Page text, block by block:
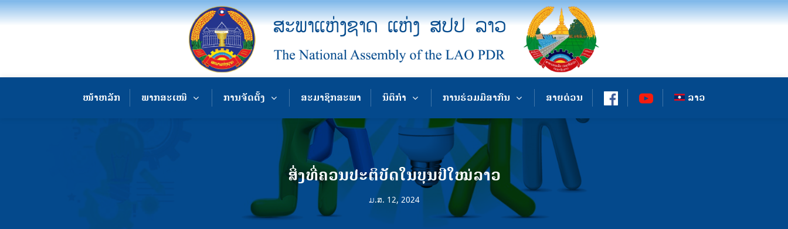
ໜ້າຫລັກ ພາກສະເໜີ ການຈັດຕັ້ງ ສະມາຊິກສະພາ ນິຕິກຳ ການຮ່ວມມືສາກົນ ສາຍດ່ວນ ລາວ
ສິ່ງທີ່ຄວນປະຕິບັດໃນບຸນປີໃໝ່ລາວ
ມ.ສ. 12, 2024